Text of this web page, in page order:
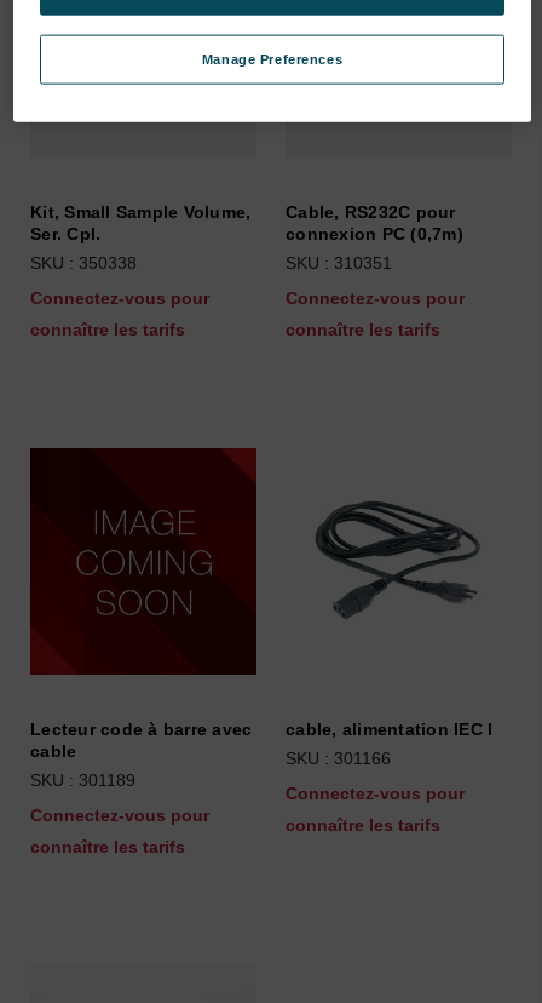
Kit, Small Sample Volume,
Ser. Cpl.
SKU : 350338
Connectez-vous pour
connaître les tarifs
Cable, RS232C pour
connexion PC (0,7m)
SKU : 310351
Connectez-vous pour
connaître les tarifs
Lecteur code à barre avec
cable
SKU : 301189
Connectez-vous pour
connaître les tarifs
cable, alimentation IEC I
SKU : 301166
Connectez-vous pour
connaître les tarifs
Manage Preferences